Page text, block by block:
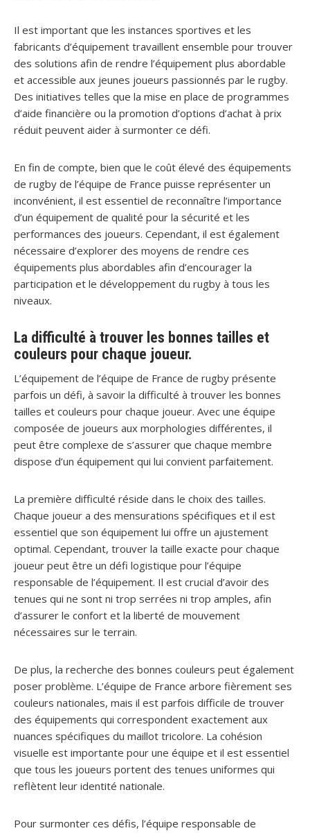
Il est important que les instances sportives et les
fabricants d’équipement travaillent ensemble pour trouver
des solutions afin de rendre l’équipement plus abordable
et accessible aux jeunes joueurs passionnés par le rugby.
Des initiatives telles que la mise en place de programmes
d’aide financière ou la promotion d’options d’achat à prix
réduit peuvent aider à surmonter ce défi.
En fin de compte, bien que le coût élevé des équipements
de rugby de l’équipe de France puisse représenter un
inconvénient, il est essentiel de reconnaître l’importance
d’un équipement de qualité pour la sécurité et les
performances des joueurs. Cependant, il est également
nécessaire d’explorer des moyens de rendre ces
équipements plus abordables afin d’encourager la
participation et le développement du rugby à tous les
niveaux.
La difficulté à trouver les bonnes tailles et
couleurs pour chaque joueur.
L’équipement de l’équipe de France de rugby présente
parfois un défi, à savoir la difficulté à trouver les bonnes
tailles et couleurs pour chaque joueur. Avec une équipe
composée de joueurs aux morphologies différentes, il
peut être complexe de s’assurer que chaque membre
dispose d’un équipement qui lui convient parfaitement.
La première difficulté réside dans le choix des tailles.
Chaque joueur a des mensurations spécifiques et il est
essentiel que son équipement lui offre un ajustement
optimal. Cependant, trouver la taille exacte pour chaque
joueur peut être un défi logistique pour l’équipe
responsable de l’équipement. Il est crucial d’avoir des
tenues qui ne sont ni trop serrées ni trop amples, afin
d’assurer le confort et la liberté de mouvement
nécessaires sur le terrain.
De plus, la recherche des bonnes couleurs peut également
poser problème. L’équipe de France arbore fièrement ses
couleurs nationales, mais il est parfois difficile de trouver
des équipements qui correspondent exactement aux
nuances spécifiques du maillot tricolore. La cohésion
visuelle est importante pour une équipe et il est essentiel
que tous les joueurs portent des tenues uniformes qui
reflètent leur identité nationale.
Pour surmonter ces défis, l’équipe responsable de